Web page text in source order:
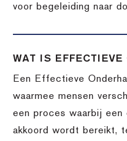
voor begeleiding naar
WAT IS
Een Effectieve
waarmee mensen
een proces waarbij een
akkoord wordt bereikt,